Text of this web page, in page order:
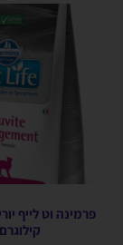
קילוגרם